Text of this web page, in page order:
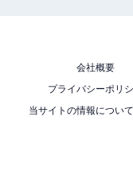
会社概要
プライバシーポリ
当サイトの情報につい